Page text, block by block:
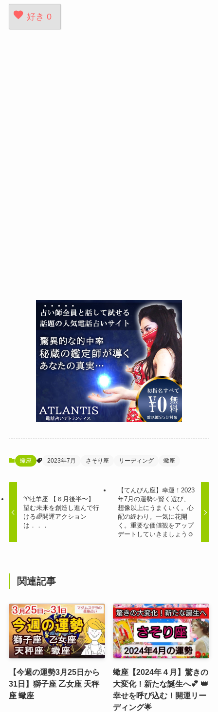
好き 0
蠍座 2023年7月 さそり座 リーディング 蠍座
♈️牡羊座 【６月後半〜】
望む未来を創造し進んで行
ける🌈開運アクション
は．．．
【てんびん座】幸運！2023
年7月の運勢✨賢く選び、
想像以上にうまくいく。心
配の終わり。一気に花開
く。重要な価値観をアップ
デートしていきましょう☺️
関連記事
【今週の運勢3月25日から
31日】獅子座 乙女座 天秤
座 蠍座
蠍座【2024年４月】驚きの
大変化！新たな誕生へ💕 👑
幸せを呼び込む！開運リー
ディング🌟